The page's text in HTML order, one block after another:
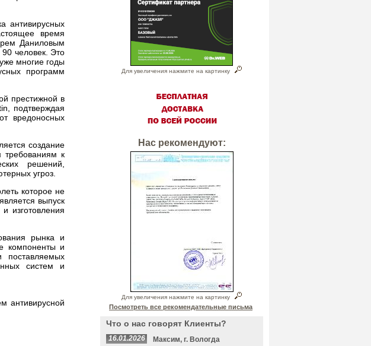
антивирусных
время
Даниловым
человек. Это
многие годы
программ
престижной в
подтверждая
вредоносных
создание
требованиям к
решений,
угроз.
которое не
выпуск
изготовления
рынка и
компоненты и
поставляемых
систем и
антивирусной
Для увеличения нажмите на картинку
Нас рекомендуют:
Для увеличения нажмите на картинку
Посмотреть все рекомендательные письма
Что о нас говорят Клиенты?
16.01.2026
Максим, г. Вологда